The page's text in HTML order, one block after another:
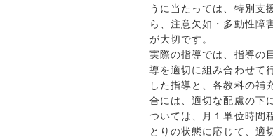
うに当たっては、特別支
ら、注意欠如・多動性障
が大切です。
実際の指導では、指導の
導を適切に組み合わせて
した指導と、各教科の補
合には、適切な配慮の下
ついては、月１単位時間
とりの状態に応じて、適